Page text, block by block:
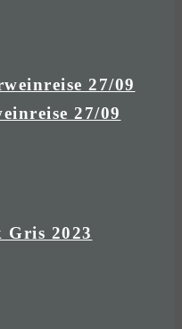
27/09
Gris 2023